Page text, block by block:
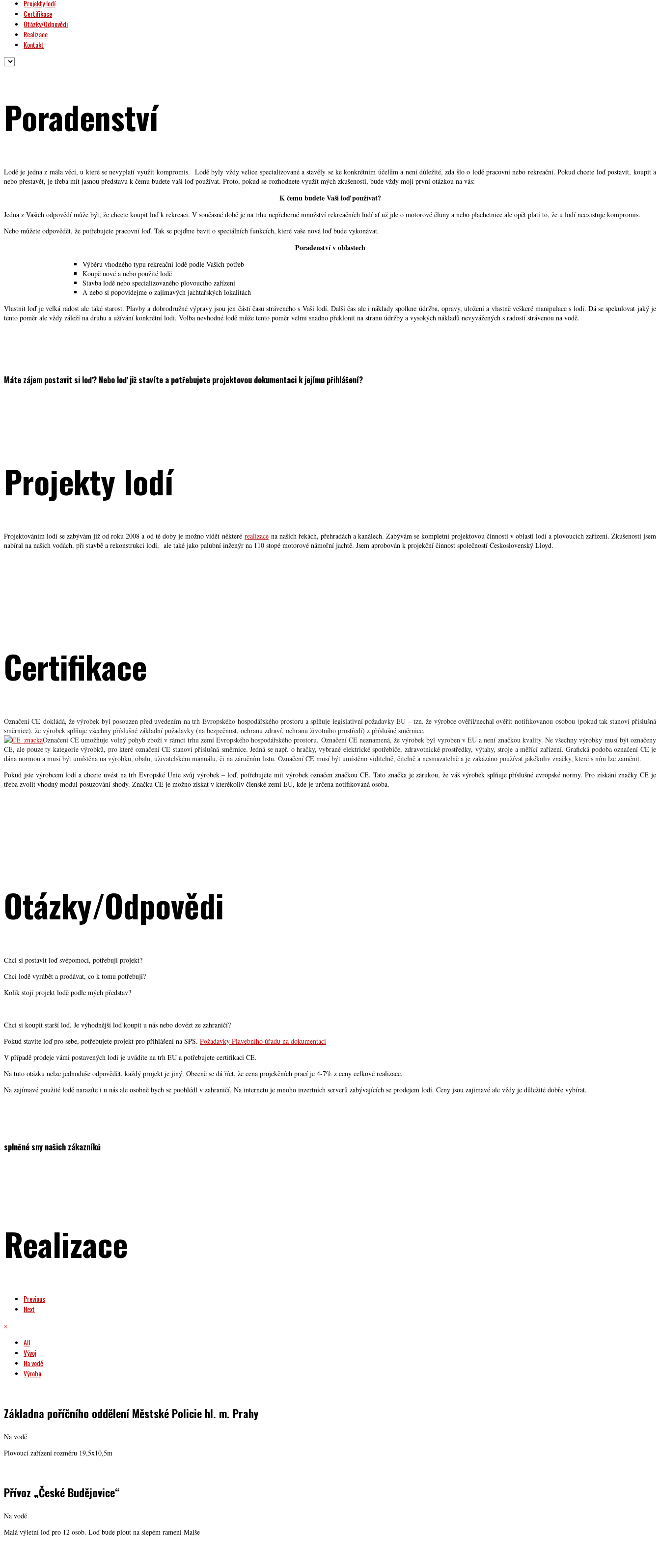
Projekty lodí
Certifikace
Otázky/Odpovědi
Realizace
Kontakt
Poradenství
Lodě je jedna z mála věcí, u které se nevyplatí využít kompromis. Lodě byly vždy velice specializované a stavěly se ke konkrétním účelům a není důležité, zda šlo o lodě pracovní nebo rekreační. Pokud chcete loď postavit, koupit a
nebo přestavět, je třeba mít jasnou představu k čemu budete vaši loď používat. Proto, pokud se rozhodnete využít mých zkušeností, bude vždy mojí první otázkou na vás:
K čemu budete Vaši loď používat?
Jedna z Vašich odpovědí může být, že chcete koupit loď k rekreaci. V současné době je na trhu nepřeberné množství rekreačních lodí ať už jde o motorové čluny a nebo plachetnice ale opět platí to, že u lodí neexistuje kompromis.
Nebo můžete odpovědět, že potřebujete pracovní loď. Tak se pojďme bavit o speciálních funkcích, které vaše nová loď bude vykonávat.
Poradenství v oblastech
Výběru vhodného typu rekreační lodě podle Vašich potřeb
Koupě nové a nebo použité lodě
Stavba lodě nebo specializovaného plovoucího zařízení
A nebo si popovídejme o zajímavých jachtařských lokalitách
Vlastnit loď je velká radost ale také starost. Plavby a dobrodružné výpravy jsou jen částí času stráveného s Vaší lodí. Další čas ale i náklady spolkne údržba, opravy, uložení a vlastně veškeré manipulace s lodí. Dá se spekulovat jaký je
tento poměr ale vždy záleží na druhu a užívání konkrétní lodi. Volba nevhodné lodě může tento poměr velmi snadno překlonit na stranu údržby a vysokých nákladů nevyvážených s radostí strávenou na vodě.
Máte zájem postavit si loď? Nebo loď již stavíte a potřebujete projektovou dokumentaci k jejímu přihlášení?
Projekty lodí
Projektováním lodí se zabývám již od roku 2008 a od té doby je možno vidět některé realizace na našich řekách, přehradách a kanálech. Zabývám se kompletní projektovou činností v oblasti lodí a plovoucích zařízení. Zkušenosti jsem
nabíral na našich vodách, při stavbě a rekonstrukci lodí, ale také jako palubní inženýr na 110 stopé motorové námořní jachtě. Jsem aprobován k projekční činnost společností Československý Lloyd.
Certifikace
Označení CE dokládá, že výrobek byl posouzen před uvedením na trh Evropského hospodářského prostoru a splňuje legislativní požadavky EU – tzn. že výrobce ověřil/nechal ověřit notifikovanou osobou (pokud tak stanoví příslušná
směrnice), že výrobek splňuje všechny příslušné základní požadavky (na bezpečnost, ochranu zdraví, ochranu životního prostředí) z příslušné směrnice.
Označení CE umožňuje volný pohyb zboží v rámci trhu zemí Evropského hospodářského prostoru. Označení CE neznamená, že výrobek byl vyroben v EU a není značkou kvality. Ne všechny výrobky musí být označeny
CE, ale pouze ty kategorie výrobků, pro které označení CE stanoví příslušná směrnice. Jedná se např. o hračky, vybrané elektrické spotřebiče, zdravotnické prostředky, výtahy, stroje a měřící zařízení. Grafická podoba označení CE je
dána normou a musí být umístěna na výrobku, obalu, uživatelském manuálu, či na záručním listu. Označení CE musí být umístěno viditelně, čitelně a nesmazatelně a je zakázáno používat jakékoliv značky, které s ním lze zaměnit.
Pokud jste výrobcem lodí a chcete uvést na trh Evropské Unie svůj výrobek – loď, potřebujete mít výrobek označen značkou CE. Tato značka je zárukou, že váš výrobek splňuje příslušné evropské normy. Pro získání značky CE je
třeba zvolit vhodný modul posuzování shody. Značku CE je možno získat v kterékoliv členské zemi EU, kde je určena notifikovaná osoba.
Otázky/Odpovědi
Chci si postavit loď svépomocí, potřebuji projekt?
Chci lodě vyrábět a prodávat, co k tomu potřebuji?
Kolik stojí projekt lodě podle mých představ?
Chci si koupit starší loď. Je výhodnější loď koupit u nás nebo dovézt ze zahraničí?
Pokud stavíte loď pro sebe, potřebujete projekt pro přihlášení na SPS. Požadavky Plavebního úřadu na dokumentaci
V případě prodeje vámi postavených lodí je uvádíte na trh EU a potřebujete certifikaci CE.
Na tuto otázku nelze jednoduše odpovědět, každý projekt je jiný. Obecně se dá říct, že cena projekčních prací je 4-7% z ceny celkové realizace.
Na zajímavé použité lodě narazíte i u nás ale osobně bych se poohlédl v zahraničí. Na internetu je mnoho inzertních serverů zabývajících se prodejem lodí. Ceny jsou zajímavé ale vždy je důležité dobře vybírat.
splněné sny našich zákazníků
Realizace
Previous
Next
×
All
Vývoj
Na vodě
Výroba
Základna poříčního oddělení Městské Policie hl. m. Prahy
Na vodě
Plovoucí zařízení rozměru 19,5x10,5m
Přívoz „České Budějovice“
Na vodě
Malá výletní loď pro 12 osob. Loď bude plout na slepém rameni Malše